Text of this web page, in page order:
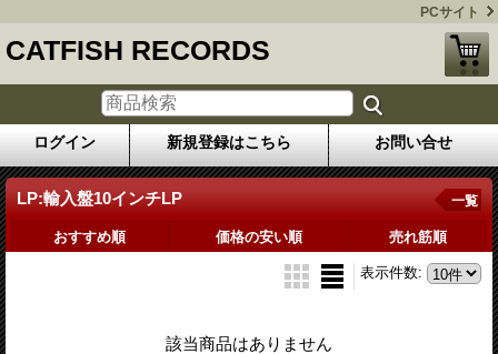
PCサイト
CATFISH RECORDS
ログイン 新規登録はこちら お問い合せ
LP:輸入盤10インチLP 一覧
おすすめ順 価格の安い順 売れ筋順
表示件数:
該当商品はありません